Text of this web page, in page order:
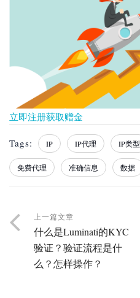
立即注册获取赠金
Tags: IP IP代理 IP类型
免费代理 准确信息 数据
上一篇文章
什么是Luminati的KYC
验证？验证流程是什
么？怎样操作？